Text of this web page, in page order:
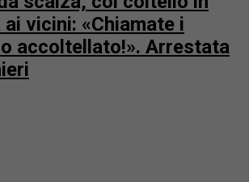
ai vicini: «Chiamate i
accoltellato!». Arrestata